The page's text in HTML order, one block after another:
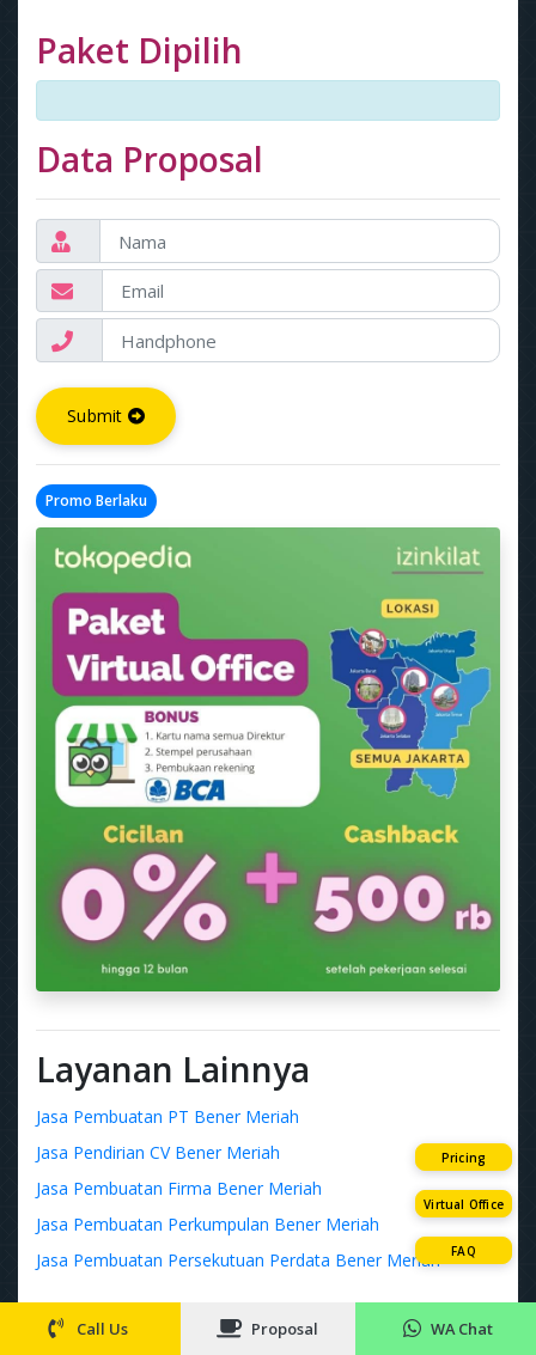
Paket Dipilih
Data Proposal
Submit
Promo Berlaku
Layanan Lainnya
Jasa Pembuatan PT Bener Meriah
Jasa Pendirian CV Bener Meriah
Jasa Pembuatan Firma Bener Meriah
Jasa Pembuatan Perkumpulan Bener Meriah
Jasa Pembuatan Persekutuan Perdata Bener Meriah
Layanan Terbaru
Pricing
Virtual Office
FAQ
Call Us Proposal WA Chat